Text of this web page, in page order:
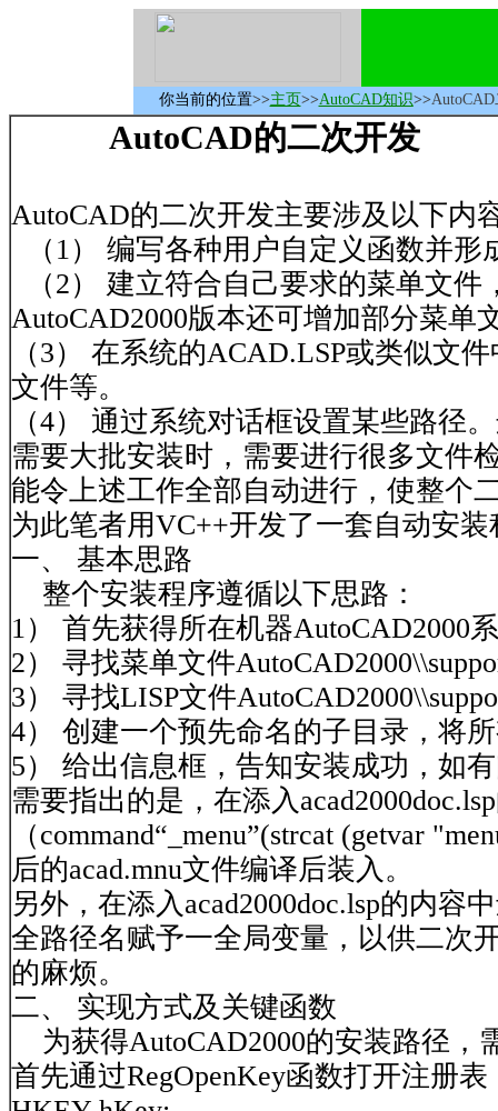
你当前的位置>>主页>>AutoCAD知识>>
AutoCAD的二次开发
AutoCAD的二次开发主要涉及以下内
（1） 编写各种用户自定义函数并
（2） 建立符合自己要求的菜单文
AutoCAD2000版本还可增加部分菜
（3） 在系统的ACAD.LSP或类似文
文件等。
（4） 通过系统对话框设置某些路径
需要大批安装时，需要进行很多文件
能令上述工作全部自动进行，使整个
为此笔者用VC++开发了一套自动安
一、 基本思路
整个安装程序遵循以下思路：
1） 首先获得所在机器AutoCAD2000
2） 寻找菜单文件
3） 寻找LISP文件
4） 创建一个预先命名的子目录，将
5） 给出信息框，告知安装成功，如
需要指出的是，在添入
（command“_menu”(strcat (getvar
后的acad.mnu文件编译后装入。
另外，在添入acad2000doc.lsp的内
全路径名赋予一全局变量，以供二次
的麻烦。
二、 实现方式及关键函数
为获得AutoCAD2000的安装路径，
首先通过RegOpenKey函数打开注册表